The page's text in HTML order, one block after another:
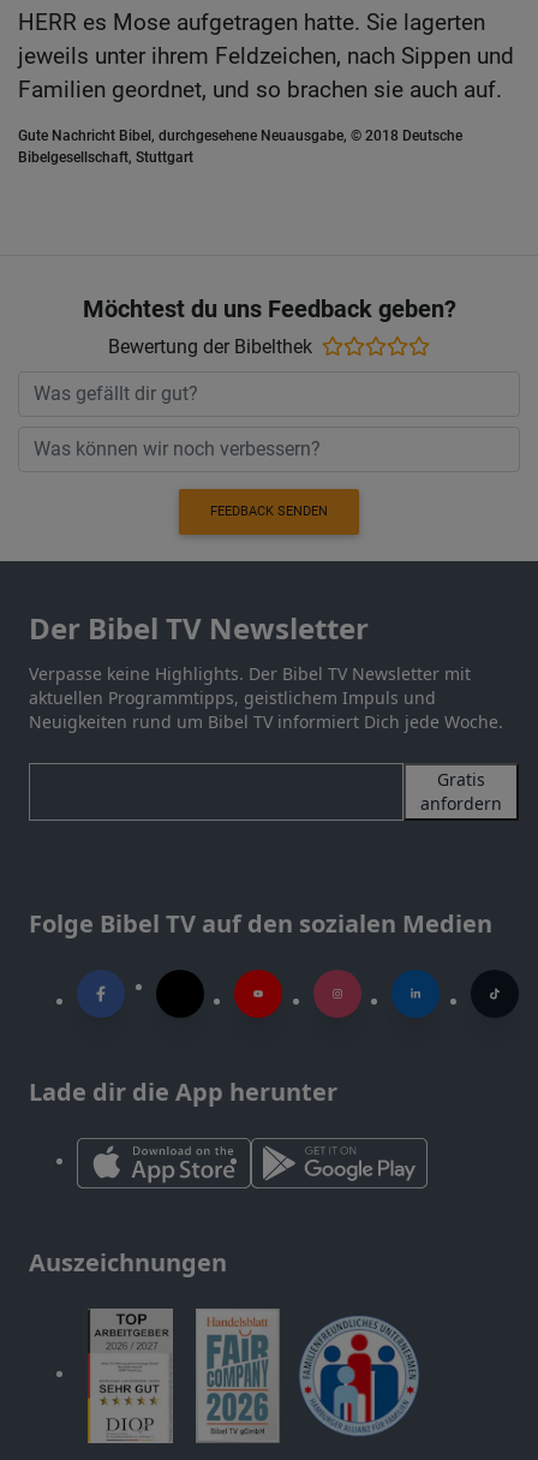
HERR es Mose aufgetragen hatte. Sie lagerten
jeweils unter ihrem Feldzeichen, nach Sippen und
Familien geordnet, und so brachen sie auch auf.
Gute Nachricht Bibel, durchgesehene Neuausgabe, © 2018 Deutsche
Bibelgesellschaft, Stuttgart
Möchtest du uns Feedback geben?
Bewertung der Bibelthek
FEEDBACK SENDEN
Der Bibel TV Newsletter
Verpasse keine Highlights. Der Bibel TV Newsletter mit
aktuellen Programmtipps, geistlichem Impuls und
Neuigkeiten rund um Bibel TV informiert Dich jede Woche.
Gratis
anfordern
Folge Bibel TV auf den sozialen Medien
Lade dir die App herunter
Auszeichnungen